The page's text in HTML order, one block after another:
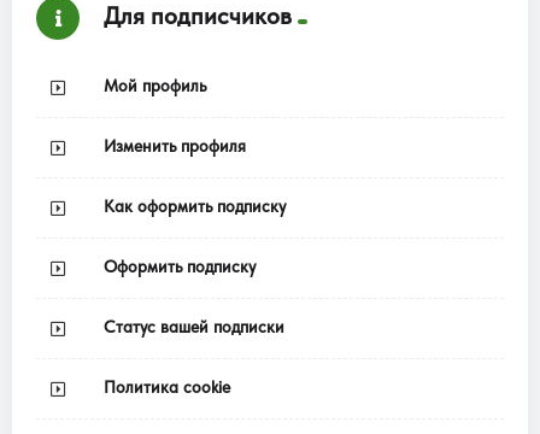
Для подписчиков
Мой профиль
Изменить профиля
Как оформить подписку
Оформить подписку
Статус вашей подписки
Политика cookie